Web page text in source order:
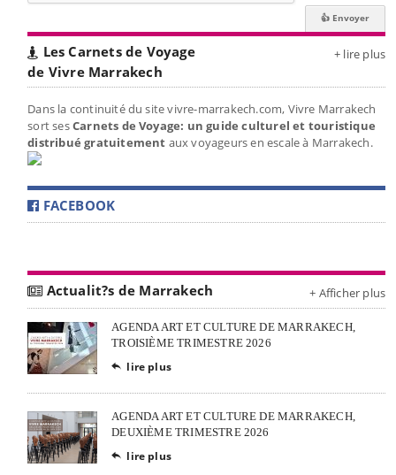
Les Carnets de Voyage
de Vivre Marrakech
+ lire plus
Dans la continuité du site vivre-marrakech.com, Vivre Marrakech
sort sesCarnets de Voyage: un guide culturel et touristique
distribué gratuitement aux voyageurs en escale à Marrakech.
FACEBOOK
Actualit?s de Marrakech + Afficher plus
AGENDA ART ET CULTURE DE MARRAKECH,
TROISIÈME TRIMESTRE 2026
 lire plus
AGENDA ART ET CULTURE DE MARRAKECH,
DEUXIÈME TRIMESTRE 2026
 lire plus